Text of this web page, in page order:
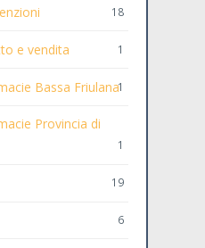
18
e vendita 1
Bassa Friulana1
Provincia di
1
19
6